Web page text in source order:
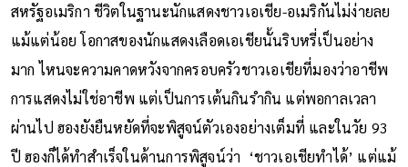
สหรัฐอเมริกา ชีวิตในฐานะนักแสดงชาวเอเชีย-อเมริกันไม่ง่ายลย
แม้แต่น้อย โอกาสของนักแสดงเลือดเอเชียนั้นริบหรี่เป็นอย่าง
มาก ไหนจะความคาดหวังจากครอบครัวชาวเอเชียที่มองว่าอาชีพ
การแสดงไม่ใช่อาชีพ แต่เป็นการเต้นกินรำกิน แต่พอกาลเวลา
ผ่านไป ฮองยังยืนหยัดที่จะพิสูจน์ตัวเองอย่างเต็มที่ และในวัย 93
ปี ฮองก็ได้ทำสำเร็จในด้านการพิสูจน์ว่า ‘ชาวเอเชียทำได้’ แต่แม้